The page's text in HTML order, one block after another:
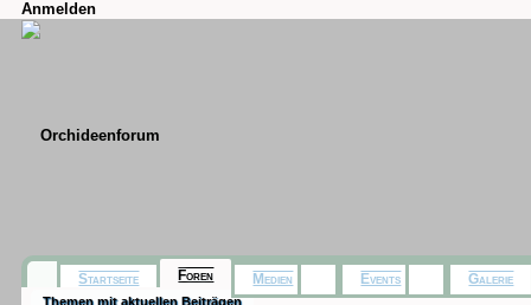
Anmelden
Startseite Foren
Themen mit aktuellen Beiträgen
Medien Events Galerie